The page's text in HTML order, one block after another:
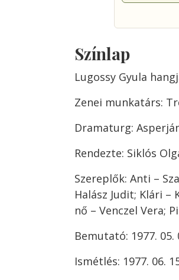
Színlap
Lugossy Gyula
Zenei munkatárs:
Dramaturg:
Rendezte: Siklós
Szereplők: Anti –
Halász Judit; Klári –
nő – Venczel Vera;
Bemutató: 1977. 05.
Ismétlés: 1977. 06.